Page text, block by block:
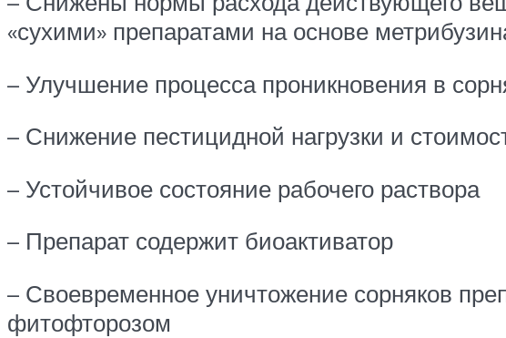
«сухими» препаратами на основе
– Улучшение процесса проникновения в
– Снижение пестицидной нагрузки и
– Устойчивое состояние рабочего раствора
– Препарат содержит биоактиватор
– Своевременное уничтожение сорняков
фитофторозом